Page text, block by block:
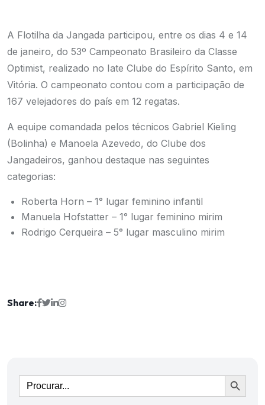
A Flotilha da Jangada participou, entre os dias 4 e 14
de janeiro, do 53º Campeonato Brasileiro da Classe
Optimist, realizado no Iate Clube do Espírito Santo, em
Vitória. O campeonato contou com a participação de
167 velejadores do país em 12 regatas.
A equipe comandada pelos técnicos Gabriel Kieling
(Bolinha) e Manoela Azevedo, do Clube dos
Jangadeiros, ganhou destaque nas seguintes
categorias:
Roberta Horn – 1° lugar feminino infantil
Manuela Hofstatter – 1° lugar feminino mirim
Rodrigo Cerqueira – 5° lugar masculino mirim
Share:
Ir